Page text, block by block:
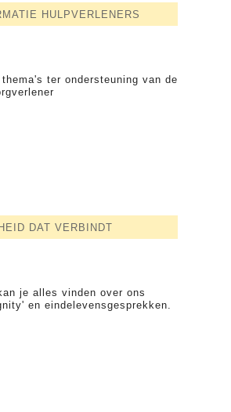
HULPVERLENERS
ter ondersteuning van de
DAT VERBINDT
je alles vinden over ons
en eindelevensgesprekken.